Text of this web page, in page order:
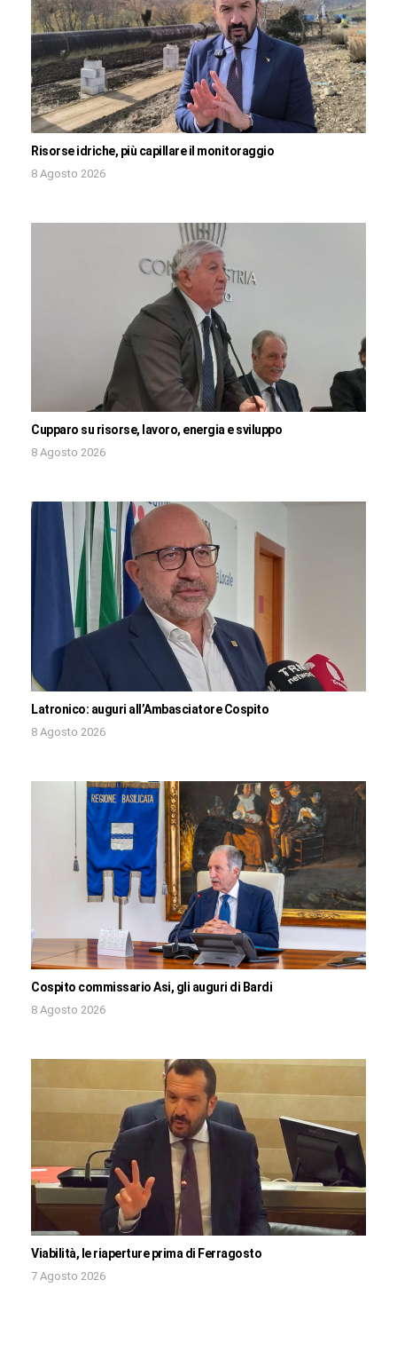
Risorse idriche, più capillare il monitoraggio
8 Agosto 2026
Cupparo su risorse, lavoro, energia e sviluppo
8 Agosto 2026
Latronico: auguri all’Ambasciatore Cospito
8 Agosto 2026
Cospito commissario Asi, gli auguri di Bardi
8 Agosto 2026
Viabilità, le riaperture prima di Ferragosto
7 Agosto 2026